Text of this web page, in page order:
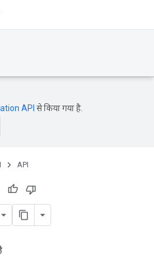
API से किया गया है.
API